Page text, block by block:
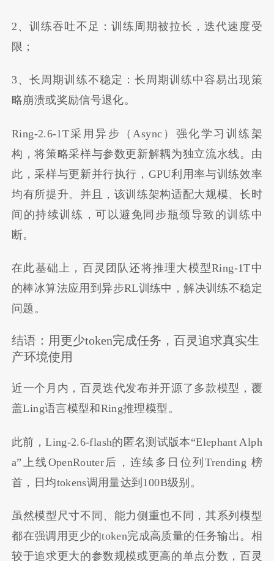
2、训练吞吐不足：训练周期被拉长，迭代速度受
限；
3、长周期训练不稳定：长周期训练中容易出现策
略崩溃或奖励信号退化。
Ring-2.6-1T采用异步（Async）强化学习训练架
构，将策略采样与参数更新解耦为独立流水线。由
此，采样与更新并行执行，GPU利用率与训练效率
均有所提升。并且，该训练架构适配大规模、长时
间的持续训练，可以避免同步瓶颈导致的训练中
断。
在此基础上，百灵团队还将推理大模型Ring-1T中
的棒冰算法应用到异步RL训练中，解决训练不稳定
问题。
结语：用更少token完成任务，百灵追求真实生
产环境使用
近一个月内，百灵迭代发布并开源了多款模型，覆
盖Ling语言模型和Ring推理模型。
此前，Ling-2.6-flash的匿名测试版本“Elephant Alph
a”上线OpenRouter后，连续多日位列Trending 榜
首，日均tokens调用量达到100B级别。
虽然模型尺寸不同、能力侧重也不同，其系列模型
都在强调用更少的token完成高质量的任务输出。相
较于追求更大的参数规模或更高的单点分数，百灵